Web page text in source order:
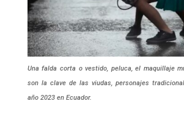
Una falda corta o vestido, peluca, el maquillaje
son la clave de las viudas, personajes
año 2023 en Ecuador.